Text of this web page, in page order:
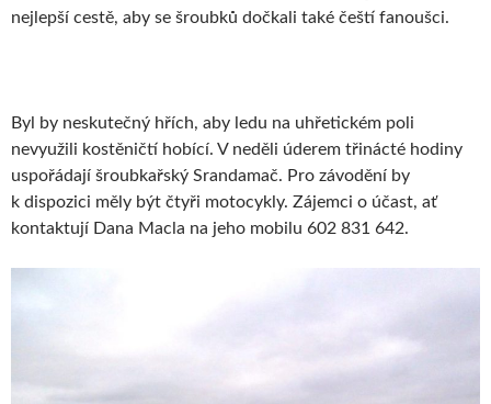
nejlepší cestě, aby se šroubků dočkali také čeští fanoušci.
Byl by neskutečný hřích, aby ledu na uhřetickém poli
nevyužili kostěničtí hobící. V neděli úderem třinácté hodiny
uspořádají šroubkařský Srandamač. Pro závodění by
k dispozici měly být čtyři motocykly. Zájemci o účast, ať
kontaktují Dana Macla na jeho mobilu 602 831 642.